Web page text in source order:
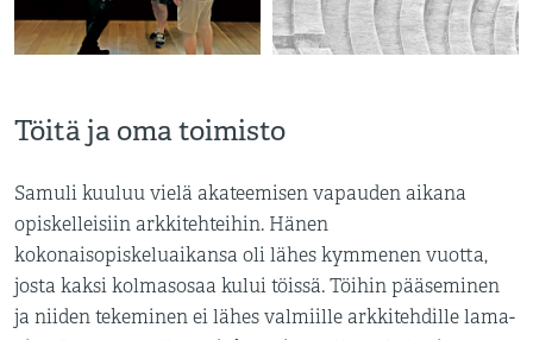
Töitä ja oma toimisto
Samuli kuuluu vielä akateemisen vapauden aikana
opiskelleisiin arkkitehteihin. Hänen
kokonaisopiskeluaikansa oli lähes kymmenen vuotta,
josta kaksi kolmasosaa kului töissä. Töihin pääseminen
ja niiden tekeminen ei lähes valmiille arkkitehdille lama-